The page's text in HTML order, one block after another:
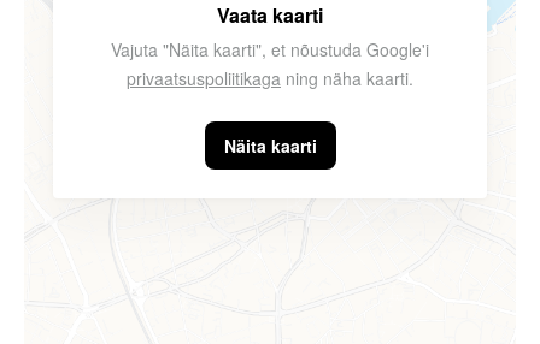
Vaata kaarti
Vajuta "Näita kaarti", et nõustuda Google'i
privaatsuspoliitikaga ning näha kaarti.
Näita kaarti